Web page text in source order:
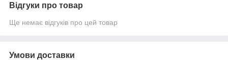
Відгуки про товар
Ще немає відгуків про цей товар
Умови доставки